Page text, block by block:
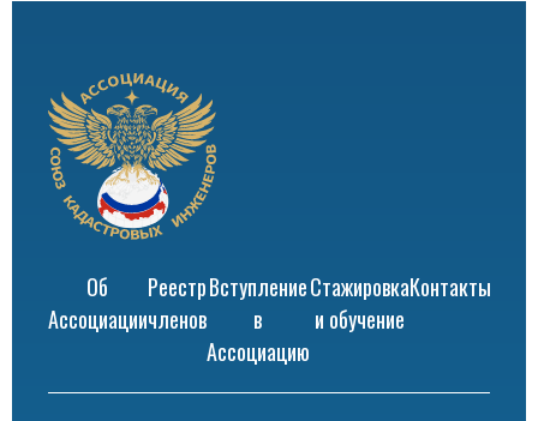
Об
Ассоциации
Реестр
членов
Вступление
в
Ассоциацию
Стажировка
и обучение
Контакты